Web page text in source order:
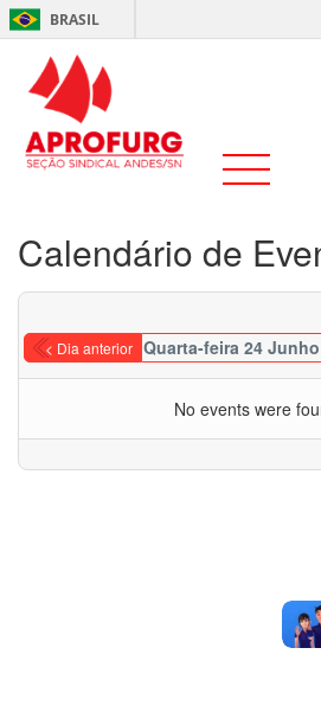
BRASIL
Calendário de
< Dia anterior Quarta-feira 24
No events were